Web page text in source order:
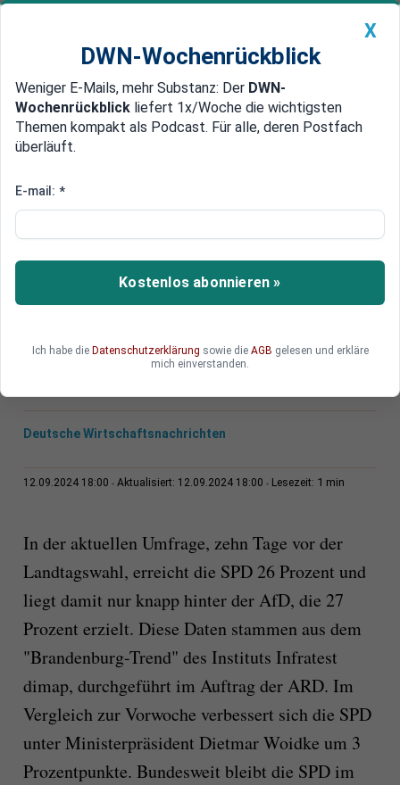
Newsticker MEIN DWN: Geldanlage Premium
Edelmetalle DWN-Magazin China
Aktuelle Umfrage zur
AfD bleibt vorn
Eine neue Umfrage zur Brandenburger
Landtagswahl am 22. September zeigt einen
Das Rennen verspricht, eng zu werden.
Deutsche Wirtschaftsnachrichten
12.09.2024 18:00 Aktualisiert: 12.09.2024 18:00 Lesezeit: 1 min
In der aktuellen Umfrage, zehn Tage vor der
Landtagswahl, erreicht die SPD 26 Prozent und
liegt damit nur knapp hinter der AfD, die 27
Prozent erzielt. Diese Daten stammen aus dem
"Brandenburg-Trend" des Instituts Infratest
dimap, durchgeführt im Auftrag der ARD. Im
Vergleich zur Vorwoche verbessert sich die SPD
unter Ministerpräsident Dietmar Woidke um 3
Prozentpunkte. Bundesweit bleibt die SPD im
X
DWN-Wochenrückblick
Weniger E-Mails, mehr Substanz: Der DWN-
Wochenrückblick liefert 1x/Woche die wichtigsten
Themen kompakt als Podcast. Für alle, deren Postfach
überläuft.
E-mail: *
Kostenlos abonnieren »
Ich habe die Datenschutzerklärung sowie die AGB gelesen und erkläre
mich einverstanden.